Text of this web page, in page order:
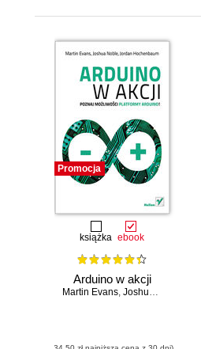
Promocja
książka ebook
Arduino w akcji
Martin Evans, Joshua Noble